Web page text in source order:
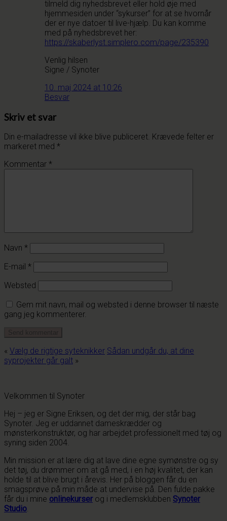
tilmeld dig nyhedsbrevet eller hold øje med
hjemmesiden under “sykurser” for at se hvornår
der er nye datoer til live-hjælp. Du kan komme
med på nyhedsbrevet her:
https://skaberlyst.simplero.com/page/235390
Venlig hilsen
Signe / Synoter
10. maj 2024 at 10:26
Besvar
Skriv et svar
Din e-mailadresse vil ikke blive publiceret. Krævede felter er
markeret med *
Kommentar *
Navn *
E-mail *
Websted
Gem mit navn, mail og websted i denne browser til næste
gang jeg kommenterer.
« Vælg de rigtige syteknikker Sådan undgår du, at dine
syprojekter går galt »
Velkommen til Synoter
Hej – jeg er Signe Eriksen, og det der mig, der står bag
Synoter. Jeg er uddannet dameskrædder og
mønsterkonstruktør, og har arbejdet professionelt med tøj og
syning siden 2004.
Min mission er at lære dig at lave dine egne symønstre og sy
det tøj, du drømmer om at gå med, i en høj kvalitet, der kan
holde til at blive brugt i årevis. Her på bloggen får du en
smagsprøve på min måde at undervise på. Den fulde pakke
får du i mine onlinekurserog i medlemsklubben Synoter
Studio.